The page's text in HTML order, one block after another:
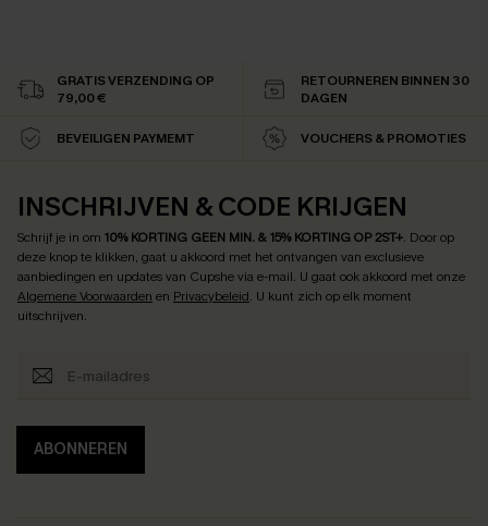
GRATIS VERZENDING OP
79,00 €
RETOURNEREN BINNEN 30
DAGEN
BEVEILIGEN PAYMEMT VOUCHERS & PROMOTIES
INSCHRIJVEN & CODE KRIJGEN
Schrijf je in om 10% KORTING GEEN MIN. & 15% KORTING OP 2ST+. Door op
deze knop te klikken, gaat u akkoord met het ontvangen van exclusieve
aanbiedingen en updates van Cupshe via e-mail. U gaat ook akkoord met onze
Algemene Voorwaarden en Privacybeleid. U kunt zich op elk moment
uitschrijven.
ABONNEREN